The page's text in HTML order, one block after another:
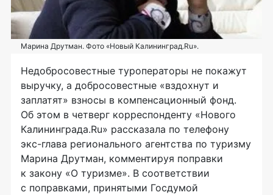
Марина Друтман. Фото «Новый Калининград.Ru».
Недобросовестные туроператоры не покажут
выручку, а добросовестные «вздохнут и
заплатят» взносы в компенсационный фонд.
Об этом в четверг корреспонденту «Нового
Калининграда.Ru» рассказала по телефону
экс-глава регионального агентства по туризму
Марина Друтман, комментируя поправки
к закону «О туризме». В соответствии
с поправками, принятыми Госдумой